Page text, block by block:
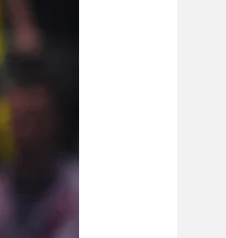
מדיניות
תקנון פעילות
רשיון להקרנה
הצטרפות
לוח דרושים –